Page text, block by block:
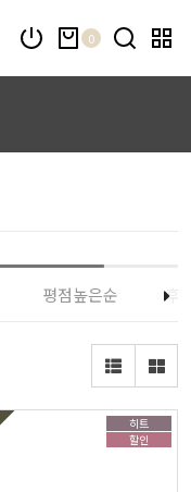
0
평점높은순 후
히트
할인